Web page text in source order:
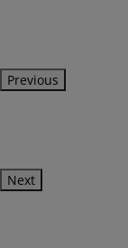
Previous
Next